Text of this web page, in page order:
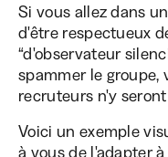
Si vous allez dans
d'être respectueux
“d'observateur
spammer le groupe,
recruteurs n'y
Voici un exemple
à vous de l'adapter